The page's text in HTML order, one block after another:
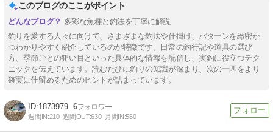
このブログのここがポイント
多彩な魚種と釣法を丁寧に解説
釣りを愛する人々に向けて、さまざまな釣法や仕掛け、パターンを緻密か
つわかりやすく紹介しているのが特徴です。日常の釣行記や道具の選び
方、季節ごとの狙い目といった具体的な情報を配信し、実釣に役立つテク
ニックを伝えています。読むたびに釣りの知識が深まり、次の一匹をより
確実に仕留めるためのヒントが詰まっています。
1873979 6
週間IN:210 週間OUT:630 月間IN:580